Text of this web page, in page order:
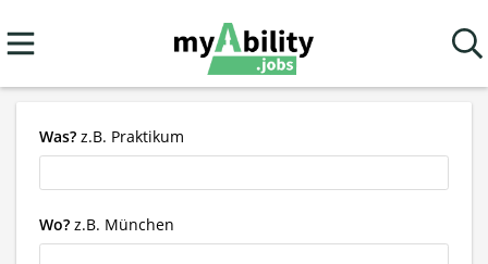
Was? z.B. Praktikum
Wo? z.B. München